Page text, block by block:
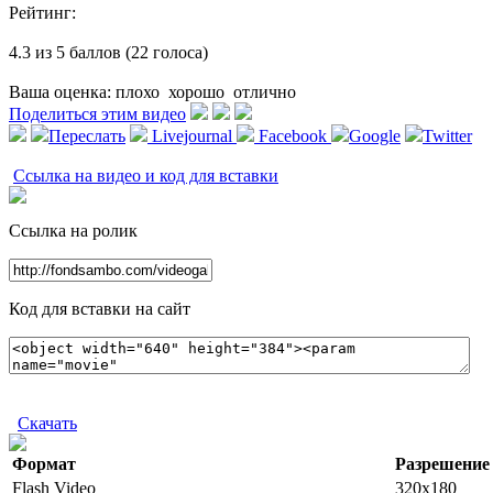
Рейтинг:
4.3 из 5 баллов (22 голоса)
Ваша оценка: плохо хорошо отлично
Поделиться этим видео
Переслать
Livejournal Facebook Google Twitter
Ссылка на видео и код для вставки
Ссылка на ролик
Код для вставки на сайт
Скачать
Формат Разрешение
Flash Video
320x180